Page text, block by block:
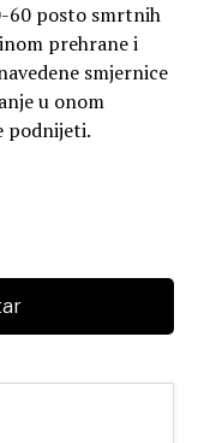
60 posto smrtnih
prehrane i
smjernice
u onom
podnijeti.